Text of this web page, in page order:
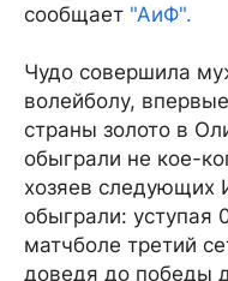
сообщает "АиФ".
Чудо совершила
волейболу,
страны золото в
обыграли не кое-
хозяев следующих
обыграли: уступая
матчболе третий
доведя до победы